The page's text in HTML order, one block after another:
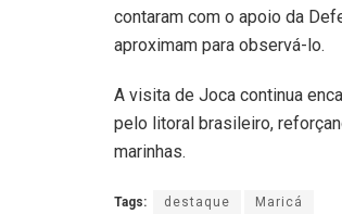
contaram com o apoio da
aproximam para observá-lo.
A visita de Joca continua
pelo litoral brasileiro,
marinhas.
Tags: destaque Maricá